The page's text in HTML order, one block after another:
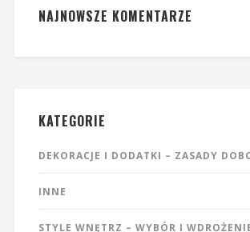
NAJNOWSZE KOMENTARZE
KATEGORIE
DEKORACJE I DODATKI – ZASADY
INNE
STYLE WNĘTRZ – WYBÓR I